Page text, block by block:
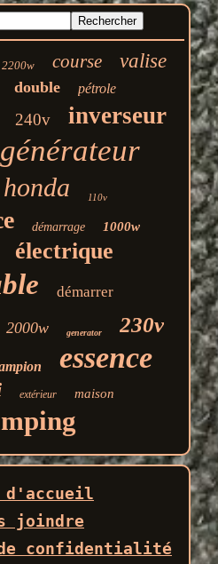
2200w course valise
double pétrole
240v inverseur
générateur
honda 110v
démarrage 1000w
électrique
démarrer
2000w generator 230v
essence
extérieur maison
d'accueil
joindre
confidentialité